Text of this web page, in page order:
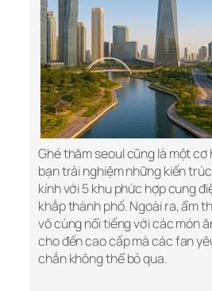
Ghé thăm seoul cũng là một
bạn trải nghiệm những kiến
kính với 5 khu phức hợp cung
khắp thành phố. Ngoài ra, ẩm
vô cùng nổi tiếng với các món
cho đến cao cấp mà các fan
chắn không thể bỏ qua.